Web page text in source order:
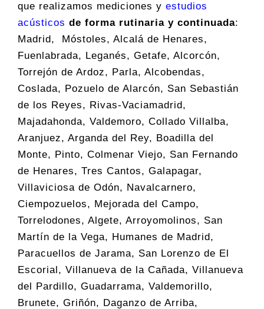
que realizamos mediciones y estudios
acústicos de forma rutinaria y continuada:
Madrid, Móstoles, Alcalá de Henares,
Fuenlabrada, Leganés, Getafe, Alcorcón,
Torrejón de Ardoz, Parla, Alcobendas,
Coslada, Pozuelo de Alarcón, San Sebastián
de los Reyes, Rivas-Vaciamadrid,
Majadahonda, Valdemoro, Collado Villalba,
Aranjuez, Arganda del Rey, Boadilla del
Monte, Pinto, Colmenar Viejo, San Fernando
de Henares, Tres Cantos, Galapagar,
Villaviciosa de Odón, Navalcarnero,
Ciempozuelos, Mejorada del Campo,
Torrelodones, Algete, Arroyomolinos, San
Martín de la Vega, Humanes de Madrid,
Paracuellos de Jarama, San Lorenzo de El
Escorial, Villanueva de la Cañada, Villanueva
del Pardillo, Guadarrama, Valdemorillo,
Brunete, Griñón, Daganzo de Arriba,